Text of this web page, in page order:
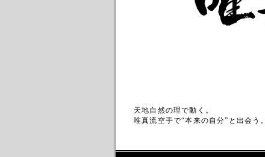
天地自然の理で動く。
唯真流空手で“本来の自分”と出会う。